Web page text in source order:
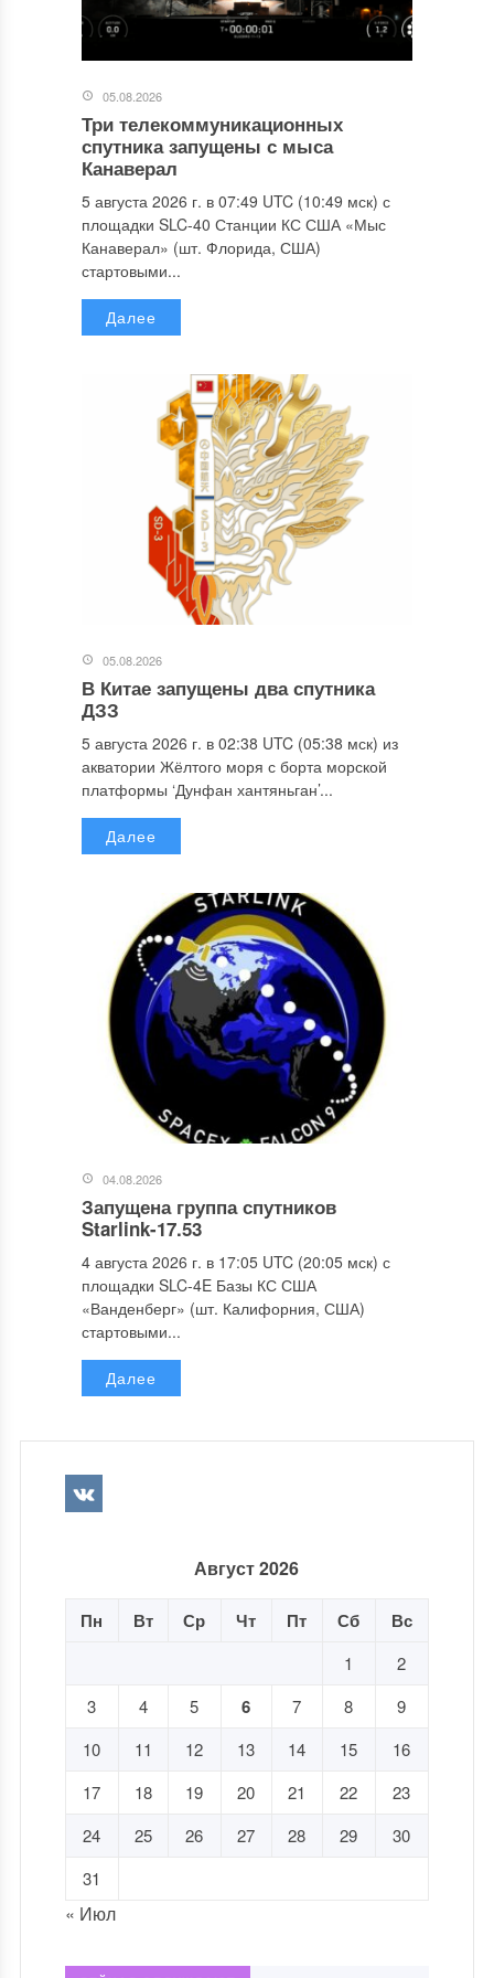
05.08.2026
Три телекоммуникационных
спутника запущены с мыса
Канаверал
5 августа 2026 г. в 07:49 UTC (10:49 мск) с
площадки SLC-40 Станции КС США «Мыс
Канаверал» (шт. Флорида, США)
стартовыми...
Далее
05.08.2026
В Китае запущены два спутника
ДЗЗ
5 августа 2026 г. в 02:38 UTC (05:38 мск) из
акватории Жёлтого моря с борта морской
платформы ‘Дунфан хантяньган’...
Далее
04.08.2026
Запущена группа спутников
Starlink-17.53
4 августа 2026 г. в 17:05 UTC (20:05 мск) с
площадки SLC-4E Базы КС США
«Ванденберг» (шт. Калифорния, США)
стартовыми...
Далее
Август 2026
Пн Вт Ср Чт Пт Сб Вс
1
2
3
4 5 6 7 8
9
10
11 12 13 14 15
16
17
18 19 20 21 22
23
24
25 26 27 28 29
30
31
« Июл